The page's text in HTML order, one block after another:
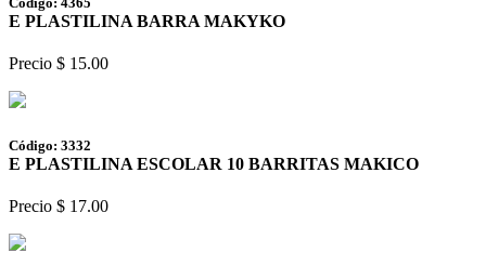
E PLASTILINA BARRA MAKYKO
Precio $ 15.00
Código: 3332
E PLASTILINA ESCOLAR 10 BARRITAS MAKICO
Precio $ 17.00